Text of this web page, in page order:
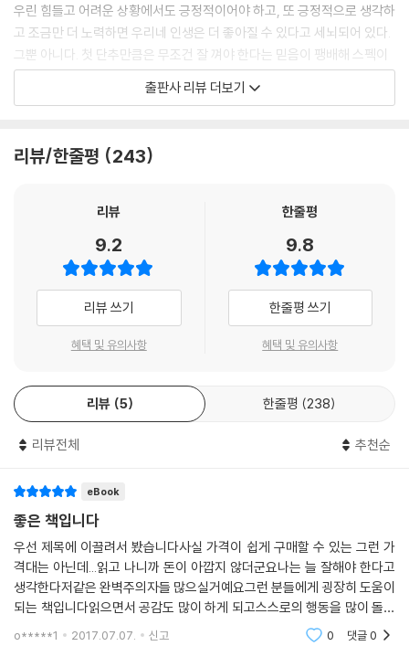
우린 힘들고 어려운 상황에서도 긍정적이어야 하고, 또 긍정적으로 생각하
고 조금만 더 노력하면 우리네 인생은 더 좋아질 수 있다고 세뇌되어 있다.
그뿐 아니다. 첫 단추만큼은 무조건 잘 껴야 한다는 믿음이 팽배해 스펙이
나 성공, 돈에 매달리면서 잘못된 선택이나 그 어떠한 실수도 하지 않고 완
벽해지려고 애쓰며 산다. 결코 절대적인 선택은 없다. 절대적인 생각도, 절
강하게 살 수 있는데, 더 행복하게 살 수 있는데도 세상의 보편적인 시선,
며 지낸다. 이유 모를 자기 비하, 중독과 폭식, 도착 증세를 포함한 우울증
힌 채 온통 거기에만 몰두한 나머지 중요하지 않은 생각을 곧바로 실천에
옮겨야 마음 편한 ‘강박’에 집착하면서 말이다. 칭찬받아 마땅할 만큼 잘하
고 있는데도 끊임없이 비교하며 우월감을 확인해야 하고, 도덕보다 힘(권
력)을 갈망해 타인의 자존감마저 착취해야 하는 사회, 한번 잘못하면 죄인
이 되고 한번 실수하면 바보가 되는 사회에서 우리는 어떻게 하면 덜 아파
- 뭐든지 잘해야 하는 사회에 만연한 보편적인 강박 성향을 분석하다!
[2시의 데이트 박경림입니다] [윤하의 별이 빛나는 밤에] [써니의 FM데
기를 얻고 있는 정신건강의학과 전문의인 저자는 우리가 절대적이고 객관
적인 시선에 집착하는 이유로 우리나라에서만 보이는 독특한 이율배반적
가치관을 지적한다. 또한 도덕이나 윤리 같은 규범이 강하게 지배하는 사
회일수록, 특히 서로 모순되는 교육과 가치관이 공존하는 사회일수록 무엇
이 옳고 그른지 늘 헷갈릴 수밖에 없어 강박 성향에 빠질 수밖에 없다며 다
음처럼 말한다.
출판사 리뷰 더보기
리뷰/한줄평 243
리뷰
9.2
리뷰 쓰기
혜택 및 유의사항
한줄평
9.8
한줄평 쓰기
혜택 및 유의사항
리뷰 5 한줄평 238
리뷰전체 추천순
eBook
좋은 책입니다
우선 제목에 이끌려서 봤습니다사실 가격이 쉽게 구매할 수 있는 그런 가
격대는 아닌데...읽고 나니까 돈이 아깝지 않더군요나는 늘 잘해야 한다고
생각한다저같은 완벽주의자들 많으실거예요그런 분들에게 굉장히 도움이
되는 책입니다읽으면서 공감도 많이 하게 되고스스로의 행동을 많이 돌이
켜 보게 됐어요책을 읽은 후와 읽기 전의 자신이 굉장히 많이 달라졌습니
o*****1 2017.07.07. 신고 0 댓글0